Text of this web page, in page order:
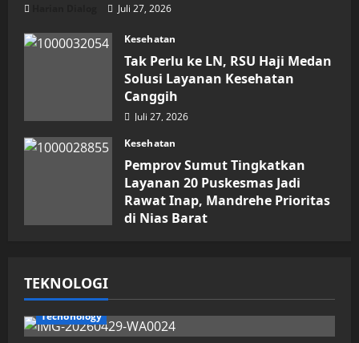
Juli 27, 2026
Kesehatan
Tak Perlu ke LN, RSU Haji Medan
Solusi Layanan Kesehatan
Canggih
Juli 27, 2026
Kesehatan
Pemprov Sumut Tingkatkan
Layanan 20 Puskesmas Jadi
Rawat Inap, Mandrehe Prioritas
di Nias Barat
TEKNOLOGI
Techonology